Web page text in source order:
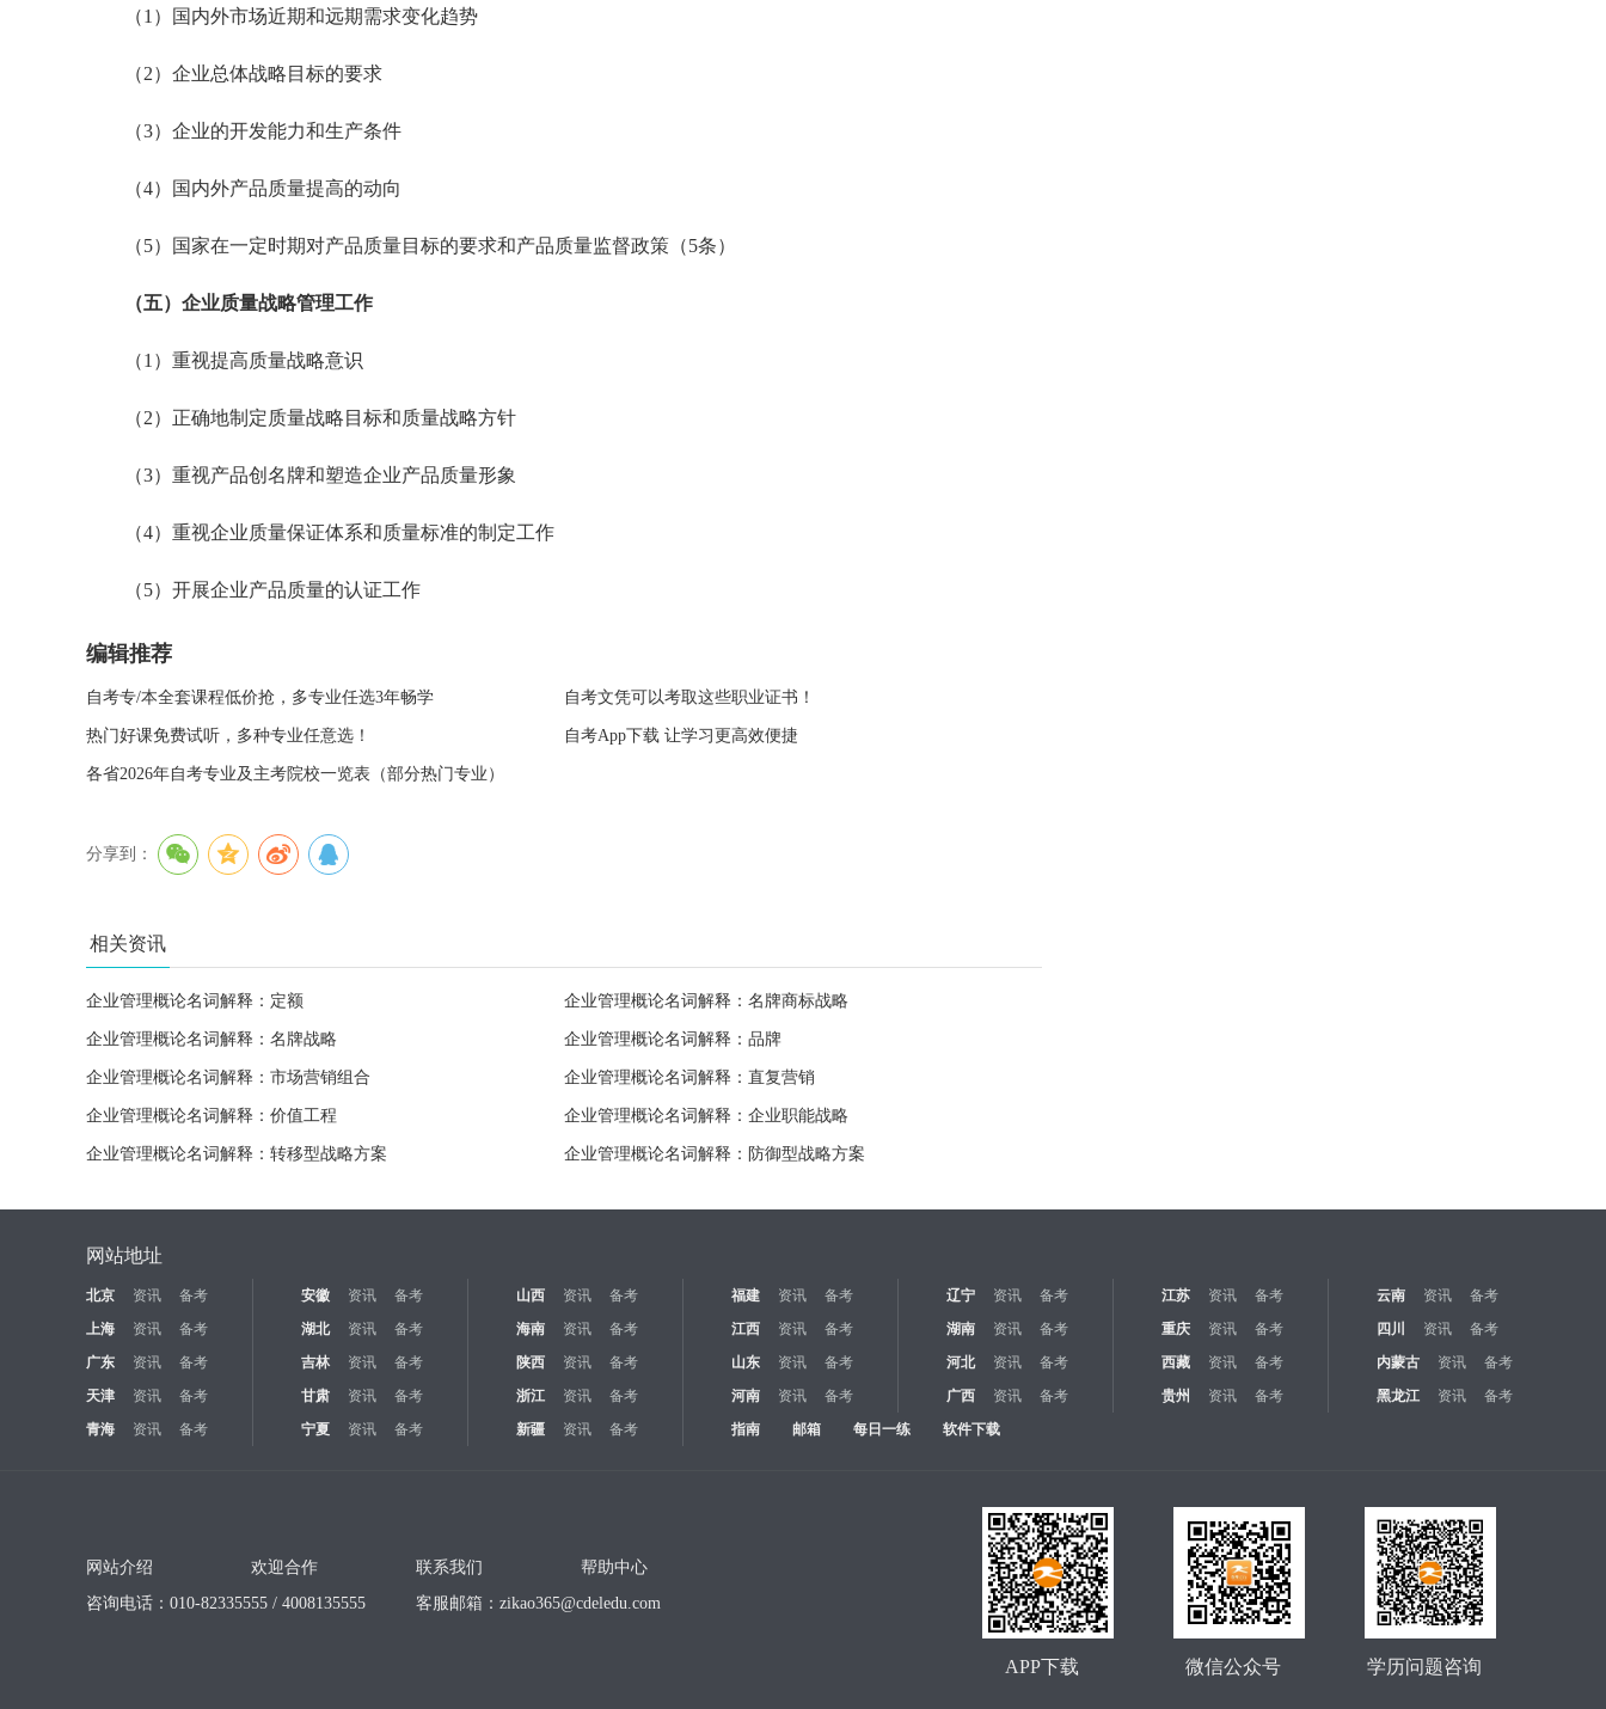
（1）国内外市场近期和远期需求变化趋势
（2）企业总体战略目标的要求
（3）企业的开发能力和生产条件
（4）国内外产品质量提高的动向
（5）国家在一定时期对产品质量目标的要求和产品质量监督政策（5条）
（五）企业质量战略管理工作
（1）重视提高质量战略意识
（2）正确地制定质量战略目标和质量战略方针
（3）重视产品创名牌和塑造企业产品质量形象
（4）重视企业质量保证体系和质量标准的制定工作
（5）开展企业产品质量的认证工作
编辑推荐
自考专/本全套课程低价抢，多专业任选3年畅学 自考文凭可以考取这些职业证书！
热门好课免费试听，多种专业任意选！ 自考App下载 让学习更高效便捷
各省2026年自考专业及主考院校一览表（部分热门专业）
分享到：
相关资讯
企业管理概论名词解释：定额 企业管理概论名词解释：名牌商标战略
企业管理概论名词解释：名牌战略 企业管理概论名词解释：品牌
企业管理概论名词解释：市场营销组合 企业管理概论名词解释：直复营销
企业管理概论名词解释：价值工程 企业管理概论名词解释：企业职能战略
企业管理概论名词解释：转移型战略方案 企业管理概论名词解释：防御型战略方案
网站地址
北京 资讯 备考 安徽 资讯 备考 山西 资讯 备考 福建 资讯 备考 辽宁 资讯 备考 江苏 资讯 备考 云南 资讯
备考
上海
资讯 备考 湖北 资讯 备考 海南 资讯 备考 江西 资讯 备考 湖南 资讯 备考 重庆 资讯 备考 四川 资讯
备考
广东
资讯 备考 吉林 资讯 备考 陕西 资讯 备考 山东 资讯 备考 河北 资讯 备考 西藏 资讯 备考 内蒙古 资讯
备考
天津
资讯 备考 甘肃 资讯 备考 浙江 资讯 备考 河南 资讯 备考 广西 资讯 备考 贵州 资讯 备考 黑龙江 资讯
备考
青海
资讯 备考 宁夏 资讯 备考 新疆 资讯 备考 指南 邮箱 每日一练 软件下载
网站介绍 欢迎合作 联系我们
帮助中心
咨询电话：010-82335555 / 4008135555
客服邮箱： zikao365@cdeledu.com
学历问题咨询
微信公众号
APP下载